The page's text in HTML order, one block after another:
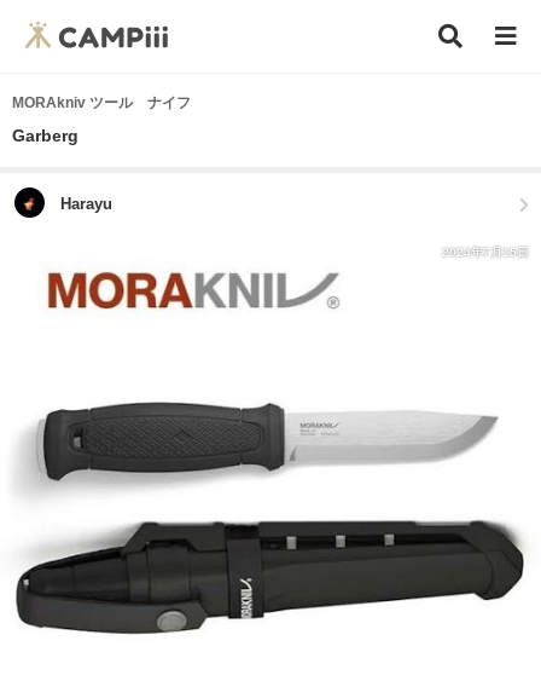
MORAkniv ツール ナイフ
Garberg
Harayu
2024年7月15日